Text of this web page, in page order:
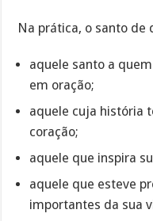
Na prática, o santo de
aquele santo a
em oração;
aquele cuja história
coração;
aquele que inspira
aquele que esteve
importantes da sua